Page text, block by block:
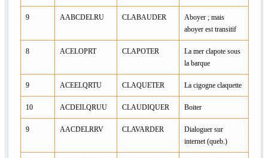
9 AABCDELRU CLABAUDER
Aboyer ; mais
aboyer est transitif
8 ACELOPRT CLAPOTER
La mer clapote sous
la barque
9 ACEELQRTU CLAQUETER La cigogne claquette
10 ACDEILQRUU CLAUDIQUER Boiter
9 AACDELRRV CLAVARDER
Dialoguer sur
internet (queb.)